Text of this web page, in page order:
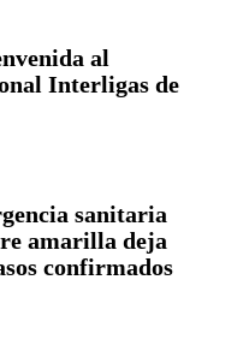
al
Interligas de
sanitaria
amarilla deja
confirmados